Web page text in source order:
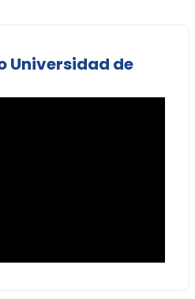
Universidad de